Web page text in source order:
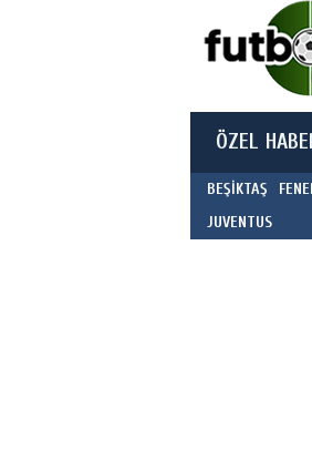
ÖZEL
BEŞİKTAŞ
JUVENTUS